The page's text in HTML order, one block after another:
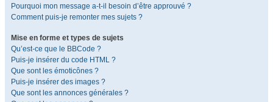
Pourquoi mon message a-t-il besoin d’être approuvé ?
Comment puis-je remonter mes sujets ?
Mise en forme et types de sujets
Qu’est-ce que le BBCode ?
Puis-je insérer du code HTML ?
Que sont les émoticônes ?
Puis-je insérer des images ?
Que sont les annonces générales ?